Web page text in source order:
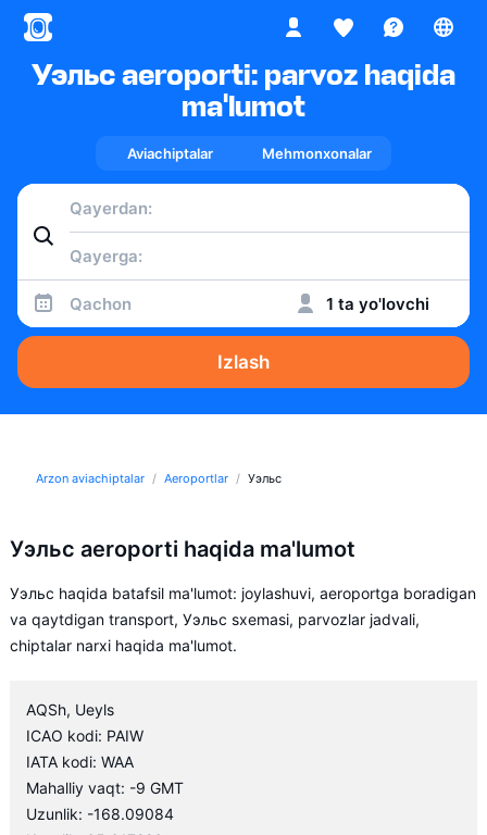
Уэльс aeroporti: parvoz haqida
ma'lumot
Aviachiptalar Mehmonxonalar
Qachon 1 ta yo'lovchi
Izlash
Arzon aviachiptalar Aeroportlar Уэльс
Уэльс aeroporti haqida ma'lumot
Уэльс haqida batafsil ma'lumot: joylashuvi, aeroportga boradigan
va qaytdigan transport, Уэльс sxemasi, parvozlar jadvali,
chiptalar narxi haqida ma'lumot.
AQSh, Ueyls
ICAO kodi: PAIW
IATA kodi: WAA
Mahalliy vaqt: -9 GMT
Uzunlik: -168.09084